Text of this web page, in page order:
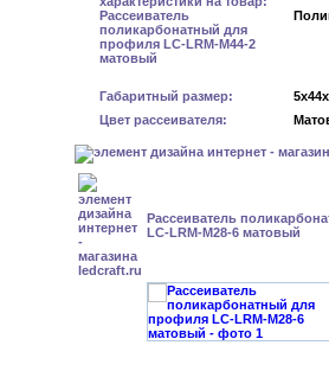
Габаритный размер:
Цвет рассеивателя:
Рассеиватель
LC-LRM-M28-6 матовый